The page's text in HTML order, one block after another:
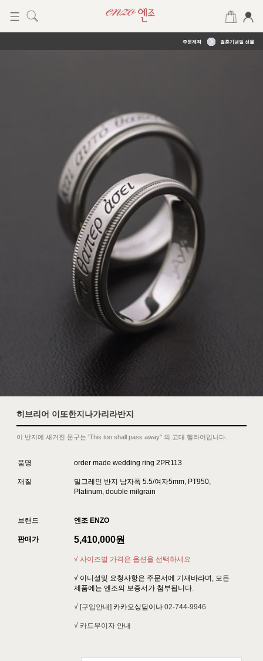
주문제작 결혼기념일 선물
히브리어 이또한지나가리라반지
이 반지에 새겨진 문구는 'This too shall pass away" 의 고대 헬라어입니다.
품명 order made wedding ring 2PR113
재질
밀그레인 반지 남자폭 5.5/여자5mm, PT950,
Platinum, double milgrain
브랜드 엔조 ENZO
판매가 5,410,000원
√ 사이즈별 가격은 옵션을 선택하세요
√ 이니셜및 요청사항은 주문서에 기재바라며, 모든
제품에는 엔조의 보증서가 첨부됩니다.
√ [구입안내] 카카오상담이나 02-744-9946
√ 카드무이자 안내